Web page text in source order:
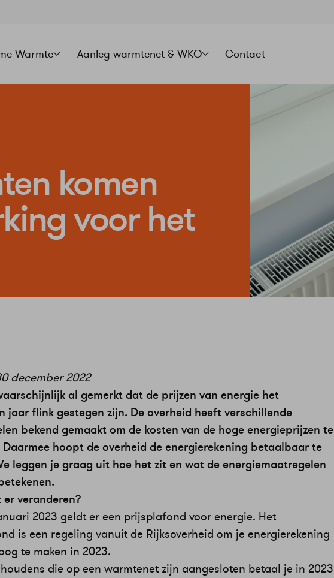
Warmte Aanleg warmtenet & WKO Contact
komen
voor het
december 2022
al gemerkt dat de prijzen van energie het
jaar flink gestegen zijn. De overheid heeft verschillende
bekend gemaakt om de kosten van de hoge energieprijzen te
Daarmee hoopt de overheid de energierekening betaalbaar te
leggen je graag uit hoe het zit en wat de energiemaatregelen
veranderen?
2023 geldt er een prijsplafond voor energie. Het
is een regeling vanuit de Rijksoverheid om je energierekening
te maken in 2023.
die op een warmtenet zijn aangesloten betaal je in 2023